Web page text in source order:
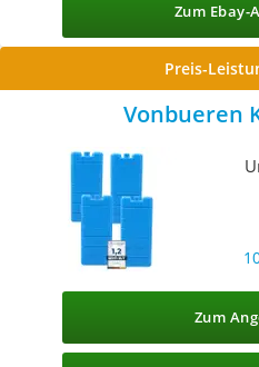
Zum Ebay-
Preis-
Vonbueren
Zum